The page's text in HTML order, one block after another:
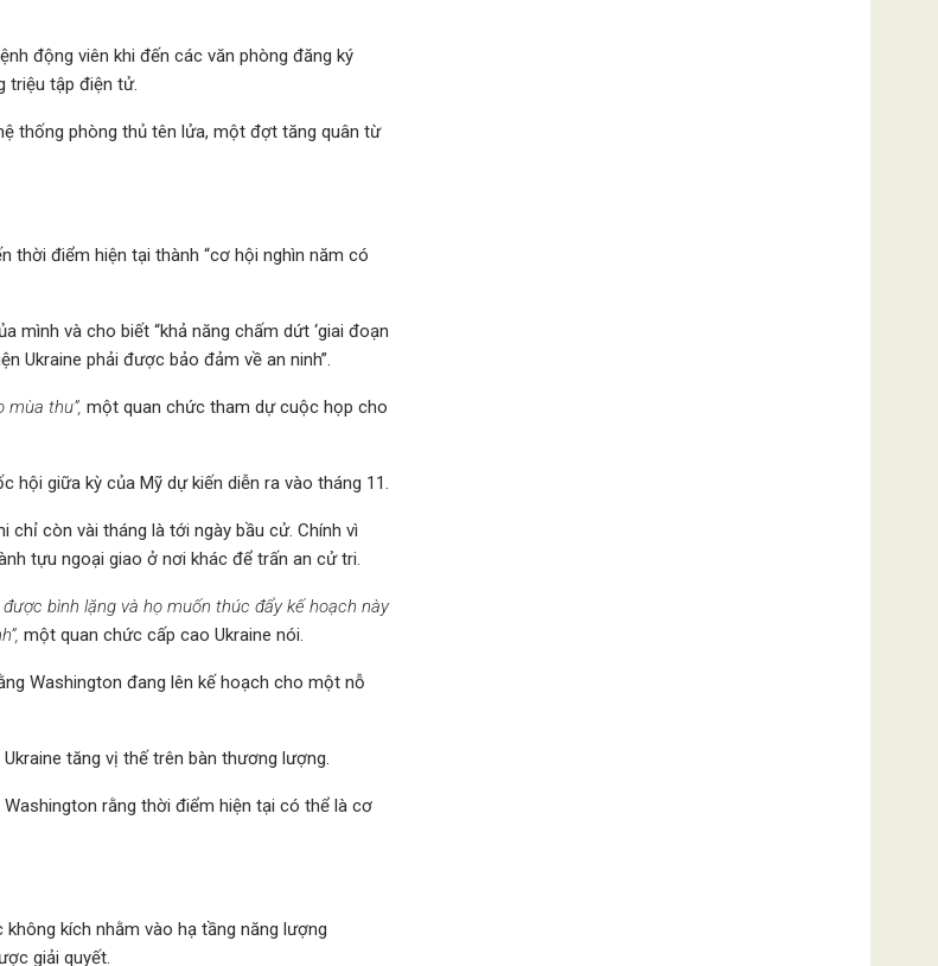
động viên khi đến các văn phòng đăng ký
triệu tập điện tử.
thống phòng thủ tên lửa, một đợt tăng quân từ
thời điểm hiện tại thành “cơ hội nghìn năm có
mình và cho biết “khả năng chấm dứt ‘giai đoạn
Ukraine phải được bảo đảm về an ninh”.
mùa thu”, một quan chức tham dự cuộc họp cho
hội giữa kỳ của Mỹ dự kiến diễn ra vào tháng 11.
chỉ còn vài tháng là tới ngày bầu cử. Chính vì
tựu ngoại giao ở nơi khác để trấn an cử tri.
bình lặng và họ muốn thúc đẩy kế hoạch này
một quan chức cấp cao Ukraine nói.
Washington đang lên kế hoạch cho một nỗ
tăng vị thế trên bàn thương lượng.
rằng thời điểm hiện tại có thể là cơ
kích nhằm vào hạ tầng năng lượng
giải quyết.